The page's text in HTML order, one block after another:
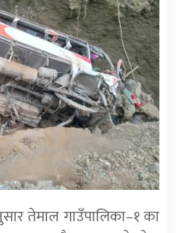
तेमाल गाउँपालिका–१ का